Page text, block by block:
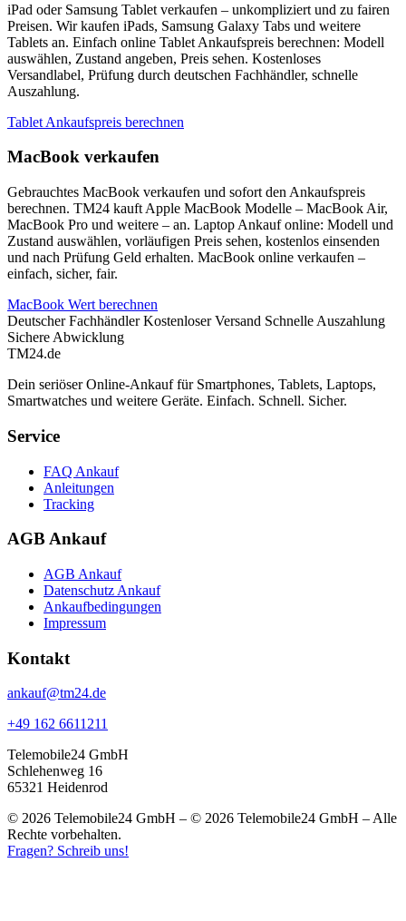
iPad oder Samsung Tablet verkaufen – unkompliziert und zu fairen
Preisen. Wir kaufen iPads, Samsung Galaxy Tabs und weitere
Tablets an. Einfach online Tablet Ankaufspreis berechnen: Modell
auswählen, Zustand angeben, Preis sehen. Kostenloses
Versandlabel, Prüfung durch deutschen Fachhändler, schnelle
Auszahlung.
Tablet Ankaufspreis berechnen
MacBook verkaufen
Gebrauchtes MacBook verkaufen und sofort den Ankaufspreis
berechnen. TM24 kauft Apple MacBook Modelle – MacBook Air,
MacBook Pro und weitere – an. Laptop Ankauf online: Modell und
Zustand auswählen, vorläufigen Preis sehen, kostenlos einsenden
und nach Prüfung Geld erhalten. MacBook online verkaufen –
einfach, sicher, fair.
MacBook Wert berechnen
Deutscher Fachhändler Kostenloser Versand Schnelle Auszahlung
Sichere Abwicklung
TM24.de
Dein seriöser Online-Ankauf für Smartphones, Tablets, Laptops,
Smartwatches und weitere Geräte. Einfach. Schnell. Sicher.
Service
FAQ Ankauf
Anleitungen
Tracking
AGB Ankauf
AGB Ankauf
Datenschutz Ankauf
Ankaufbedingungen
Impressum
Kontakt
ankauf@tm24.de
+49 162 6611211
Telemobile24 GmbH
Schlehenweg 16
65321 Heidenrod
© 2026 Telemobile24 GmbH – © 2026 Telemobile24 GmbH – Alle
Rechte vorbehalten.
Fragen? Schreib uns!